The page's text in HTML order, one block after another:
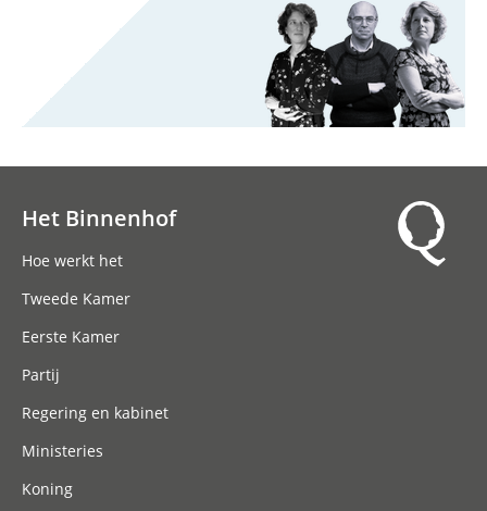
Het Binnenhof
Hoe werkt het
Tweede Kamer
Eerste Kamer
Partij
Regering en kabinet
Ministeries
Koning